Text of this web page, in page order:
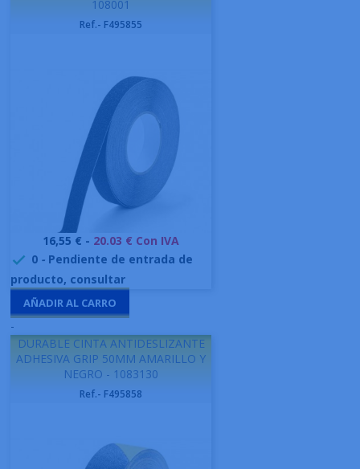
108001
Ref.- F495855
Precio
16,55 € - 20.03 € Con IVA
 0 - Pendiente de entrada de
producto, consultar
AÑADIR AL CARRO
-
DURABLE CINTA ANTIDESLIZANTE
ADHESIVA GRIP 50MM AMARILLO Y
NEGRO - 1083130
Ref.- F495858